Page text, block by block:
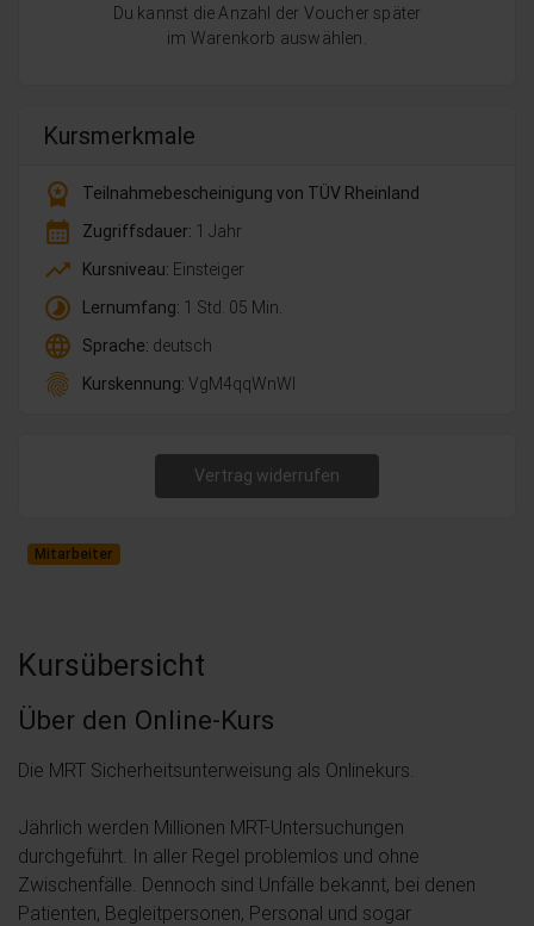
Du kannst die Anzahl der Voucher später
im Warenkorb auswählen.
Kursmerkmale
workspace_premium
Teilnahmebescheinigung von TÜV Rheinland
calendar_month Zugriffsdauer: 1 Jahr
trending_up Kursniveau: Einsteiger
timelapse Lernumfang: 1 Std. 05 Min.
language Sprache: deutsch
fingerprint Kurskennung: VgM4qqWnWl
Vertrag widerrufen
Mitarbeiter
Kursübersicht
Über den Online-Kurs
Die MRT Sicherheitsunterweisung als Onlinekurs.
Jährlich werden Millionen MRT-Untersuchungen
durchgeführt. In aller Regel problemlos und ohne
Zwischenfälle. Dennoch sind Unfälle bekannt, bei denen
Patienten, Begleitpersonen, Personal und sogar